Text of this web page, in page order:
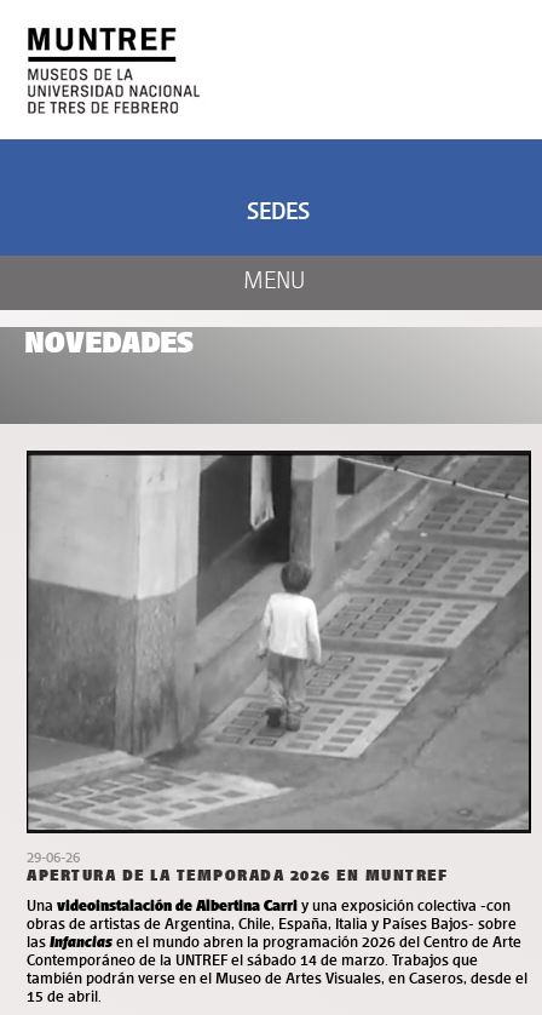
NOVEDADES
29-06-26
APERTURA DE LA TEMPORADA 2026 EN MUNTREF
Una videoinstalación de Albertina Carri y una exposición colectiva -con
obras de artistas de Argentina, Chile, España, Italia y Países Bajos- sobre
las Infancias en el mundo abren la programación 2026 del Centro de Arte
Contemporáneo de la UNTREF el sábado 14 de marzo. Trabajos que
también podrán verse en el Museo de Artes Visuales, en Caseros, desde el
15 de abril.
MENU
SEDES
CENTRO DE ARTE
Y NATURALEZA
ARTE Y CIENCIA